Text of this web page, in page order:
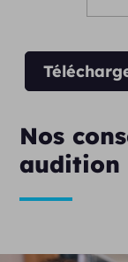
Nos
audition